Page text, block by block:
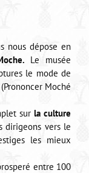
nous dépose en
Le musée
le mode de
Moché
surla culture
dirigeons vers le
les mieux
entre 100